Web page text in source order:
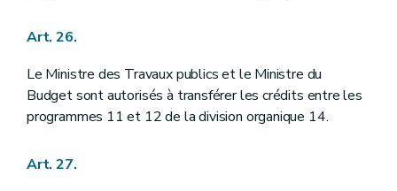
Art. 26.
Le Ministre des Travaux publics et le Ministre du
Budget sont autorisés à transférer les crédits entre les
programmes 11 et 12 de la division organique 14.
Art. 27.